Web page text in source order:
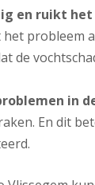
en ruikt
probleem
de
in
En dit